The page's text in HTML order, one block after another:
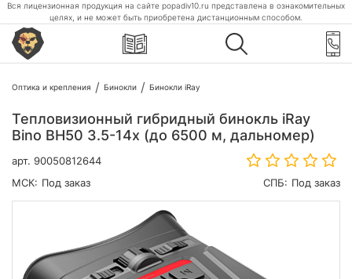
Вся лицензионная продукция на сайте popadiv10.ru представлена в ознакомительных
целях, и не может быть приобретена дистанционным способом.
Оптика и крепления Бинокли Бинокли iRay
Тепловизионный гибридный бинокль iRay
Bino BH50 3.5-14x (до 6500 м, дальномер)
арт. 90050812644
МСК: Под заказ СПБ: Под заказ